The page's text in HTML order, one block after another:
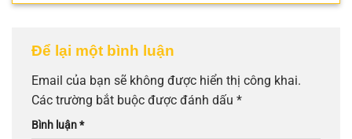
Để lại một bình luận
Email của bạn sẽ không được hiển thị công khai.
Các trường bắt buộc được đánh dấu *
Bình luận*